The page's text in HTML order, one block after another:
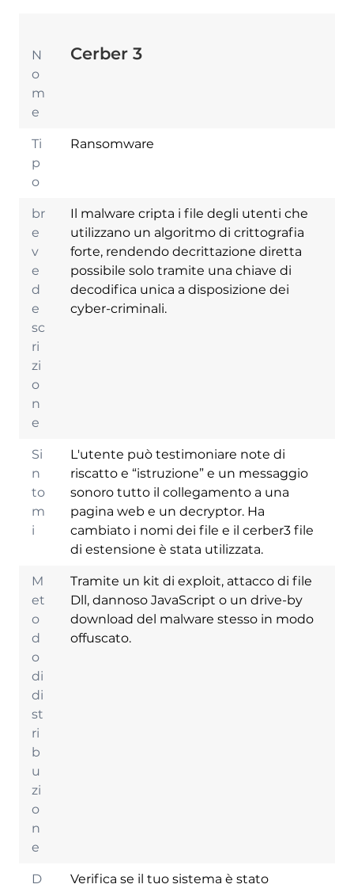
N
o
m
e
Cerber 3
Ti
p
o
Ransomware
br
e
v
e
d
e
sc
ri
zi
o
n
e
Il malware cripta i file degli utenti che
utilizzano un algoritmo di crittografia
forte, rendendo decrittazione diretta
possibile solo tramite una chiave di
decodifica unica a disposizione dei
cyber-criminali.
Si
n
to
m
i
L'utente può testimoniare note di
riscatto e “istruzione” e un messaggio
sonoro tutto il collegamento a una
pagina web e un decryptor. Ha
cambiato i nomi dei file e il cerber3 file
di estensione è stata utilizzata.
M
et
o
d
o
di
di
st
ri
b
u
zi
o
n
e
Tramite un kit di exploit, attacco di file
Dll, dannoso JavaScript o un drive-by
download del malware stesso in modo
offuscato.
D
Verifica se il tuo sistema è stato